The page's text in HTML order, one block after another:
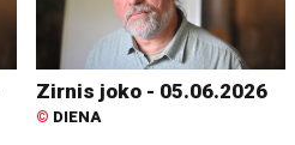
Zirnis joko - 05.06.2026
© DIENA